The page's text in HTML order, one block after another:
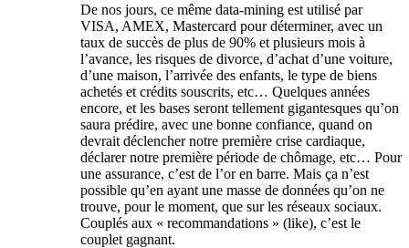
De nos jours, ce même data-mining est utilisé par
VISA, AMEX, Mastercard pour déterminer, avec un
taux de succès de plus de 90% et plusieurs mois à
l’avance, les risques de divorce, d’achat d’une voiture,
d’une maison, l’arrivée des enfants, le type de biens
achetés et crédits souscrits, etc… Quelques années
encore, et les bases seront tellement gigantesques qu’on
saura prédire, avec une bonne confiance, quand on
devrait déclencher notre première crise cardiaque,
déclarer notre première période de chômage, etc… Pour
une assurance, c’est de l’or en barre. Mais ça n’est
possible qu’en ayant une masse de données qu’on ne
trouve, pour le moment, que sur les réseaux sociaux.
Couplés aux « recommandations » (like), c’est le
couplet gagnant.